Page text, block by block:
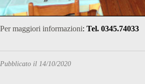
Per maggiori informazioni: Tel. 0345.74033
Pubblicato il 14/10/2020